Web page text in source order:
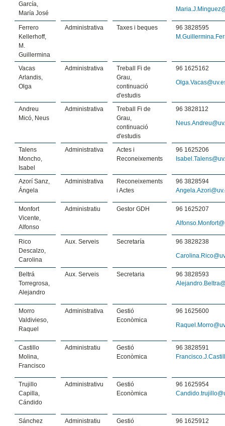
García,
María José
Ferrero
Kellerhoff,
M.
Guillermina
Administrativa Taxes i beques
96 3828595
Vacas
Arlandis,
Olga
Administrativa
Treball Fi de
Grau,
continuació
d'estudis
96 1625162
Andreu
Micó, Neus
Administrativa
Treball Fi de
Grau,
continuació
d'estudis
96 3828112
Talens
Moncho,
Isabel
Administrativa
Actes i
Reconeixements
96 1625206
Azorí Sanz,
Ángela
Administrativa
Reconeixements
i Actes
96 3828594
Monfort
Vicente,
Alfonso
Administratiu Gestor GDH
96 1625207
Rico
Descalzo,
Carolina
Aux. Serveis Secretaría
96 3828238
Beltrá
Torregrosa,
Alejandro
Aux. Serveis Secretaria
96 3828593
Morro
Valdivieso,
Raquel
Administrativa
Gestió
Econòmica
96 1625600
Castillo
Molina,
Francisco
Administratiu
Gestió
Econòmica
96 3828591
Trujillo
Capilla,
Cándido
Administrativu
Gestió
Econòmica
96 1625954
Sánchez
Administratiu
Gestió
96 1625912